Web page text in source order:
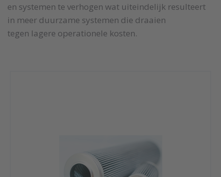
en systemen te verhogen wat uiteindelijk resulteert
in meer duurzame systemen die draaien
tegen lagere operationele kosten.